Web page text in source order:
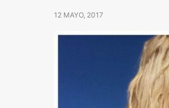
12 MAYO, 2017